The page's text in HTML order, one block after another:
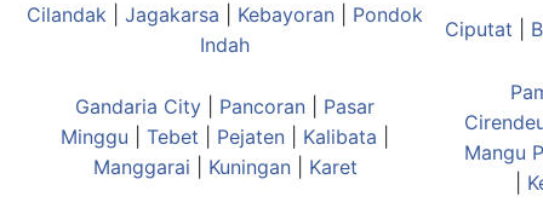
Cilandak Jagakarsa Kebayoran
Pondok
Indah
Ciputat
Gandaria City Pancoran
Pasar
Minggu
Tebet Pejaten Kalibata
Manggarai
Kuningan| Karet
Mangu